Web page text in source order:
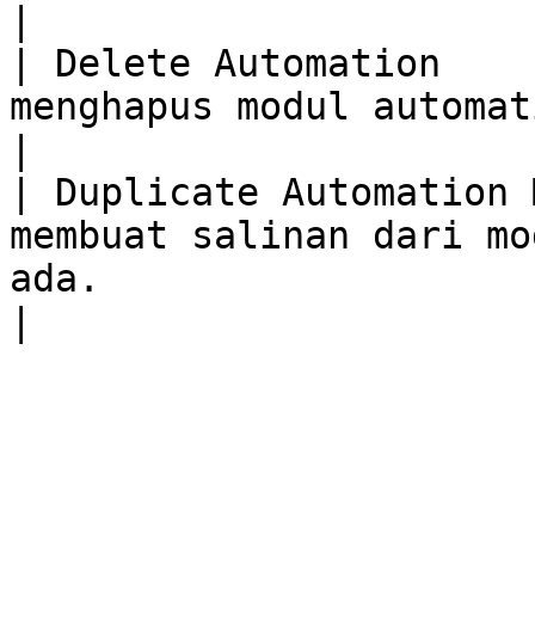
| Delete Automation
menghapus modul
| Duplicate Automation
membuat salinan dari
ada.